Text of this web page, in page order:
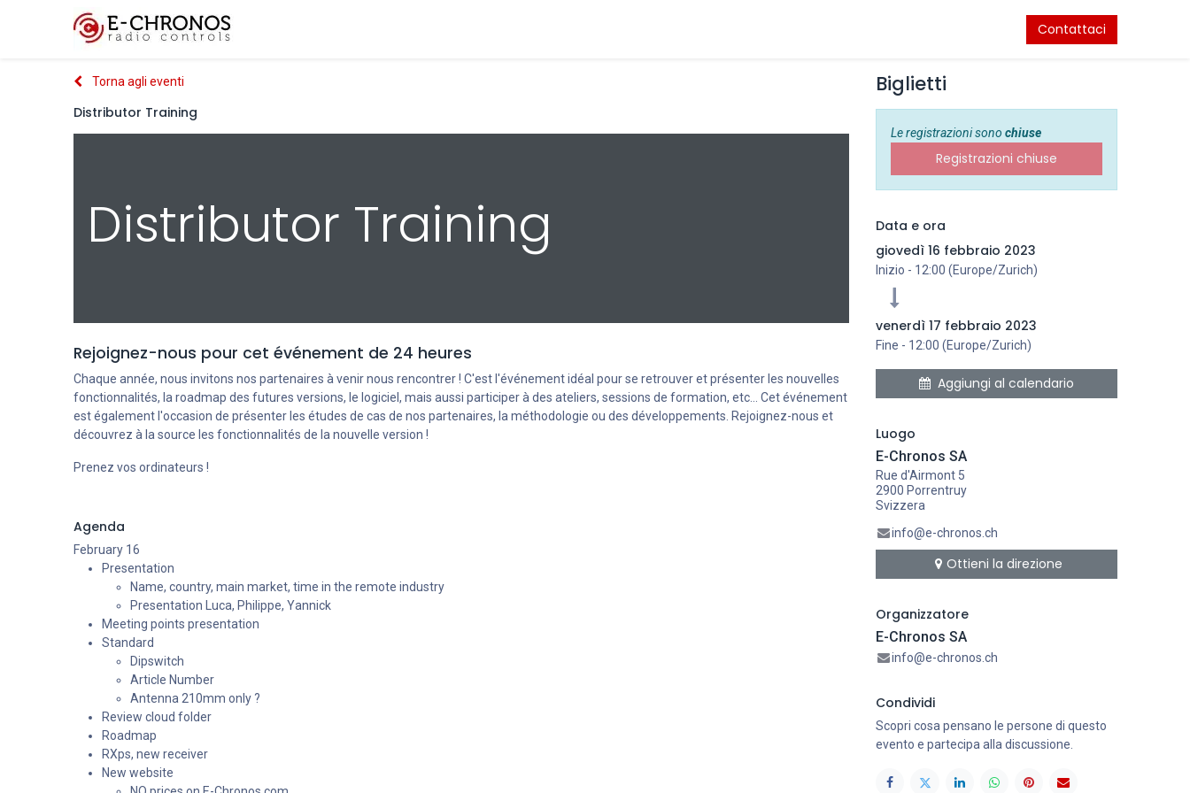
Contattaci
Torna agli eventi
Distributor Training
Distributor Training
Rejoignez-nous pour cet événement de 24 heures
Chaque année, nous invitons nos partenaires à venir nous rencontrer ! C'est l'événement idéal pour se retrouver et présenter les nouvelles
fonctionnalités, la roadmap des futures versions, le logiciel, mais aussi participer à des ateliers, sessions de formation, etc... Cet événement
est également l'occasion de présenter les études de cas de nos partenaires, la méthodologie ou des développements. Rejoignez-nous et
découvrez à la source les fonctionnalités de la nouvelle version !
Prenez vos ordinateurs !
Agenda
February 16
Presentation
Name, country, main market, time in the remote industry
Presentation Luca, Philippe, Yannick
Meeting points presentation
Standard
Dipswitch
Article Number
Antenna 210mm only ?
Review cloud folder
Roadmap
RXps, new receiver
New website
Biglietti
Le registrazioni sonochiuse
Registrazioni chiuse
Data e ora
giovedì 16 febbraio 2023
Inizio - 12:00 (Europe/Zurich)
venerdì 17 febbraio 2023
Fine - 12:00 (Europe/Zurich)
Aggiungi al calendario
Luogo
E-Chronos SA
Rue d'Airmont 5
2900 Porrentruy
Svizzera
info@e-chronos.ch
Ottieni la direzione
Organizzatore
E-Chronos SA
info@e-chronos.ch
Condividi
Scopri cosa pensano le persone di questo
evento e partecipa alla discussione.